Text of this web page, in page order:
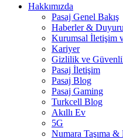
Hakkımızda
Pasaj Genel Bakış
Haberler &
Kurumsal İletişim
Kariyer
Gizlilik ve
Pasaj İletişim
Pasaj Blog
Pasaj Gaming
Turkcell Blog
Akıllı Ev
5G
Numara Taşıma &